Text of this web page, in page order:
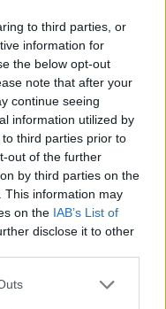
to third parties, or
information for
the below opt-out
note that after your
continue seeing
information utilized by
third parties prior to
out of the further
by third parties on the
This information may
on the IAB’s List of
disclose it to other
šířit, je to naše
NATO
komunikacích se staly
řádně oznámených a
v jednom
o uzavírkách
MMF - nedokázal
a včas.